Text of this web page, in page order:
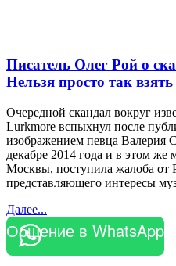
Писатель Олег Рой о
Нельзя просто так
Очередной скандал вокруг
Lurkmore вспыхнул после
изображением певца Валерия
декабре 2014 года и в этом
Москвы, поступила жалоба от
представляющего интересы
Далее...
Общение в WhatsApp